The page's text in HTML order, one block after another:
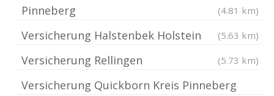
Pinneberg
(4.81 km)
Versicherung Halstenbek Holstein (5.63 km)
Versicherung Rellingen (5.73 km)
Versicherung Quickborn Kreis Pinneberg